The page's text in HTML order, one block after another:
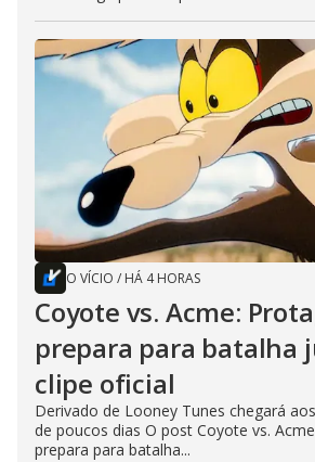
O VÍCIO / HÁ 4 HORAS
Coyote vs. Acme:
prepara para batalha
clipe oficial
Derivado de Looney Tunes chegará
de poucos dias O post Coyote vs.
prepara para batalha...